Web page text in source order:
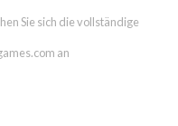
Sie sich die vollständige
an